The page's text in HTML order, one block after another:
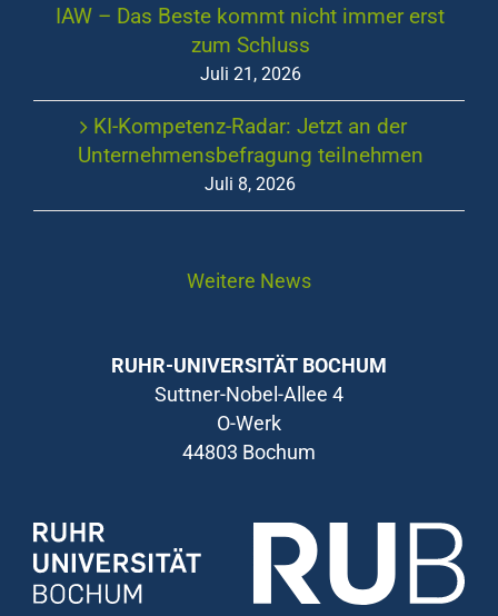
IAW – Das Beste kommt nicht immer erst
zum Schluss
Juli 21, 2026
KI-Kompetenz-Radar: Jetzt an der
Unternehmensbefragung teilnehmen
Juli 8, 2026
Weitere News
RUHR-UNIVERSITÄT BOCHUM
Suttner-Nobel-Allee 4
O-Werk
44803 Bochum